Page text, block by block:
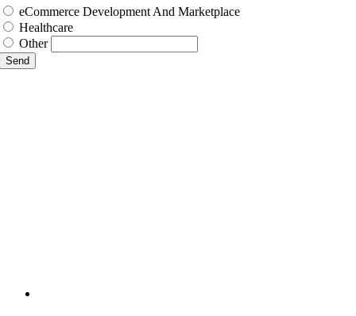
eCommerce Development And Marketplace
Healthcare
Other
Send